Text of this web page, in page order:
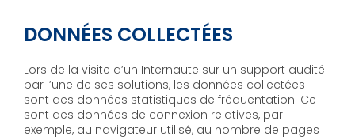
DONNÉES COLLECTÉES
Lors de la visite d’un Internaute sur un support audité
par l’une de ses solutions, les données collectées
sont des données statistiques de fréquentation. Ce
sont des données de connexion relatives, par
exemple, au navigateur utilisé, au nombre de pages